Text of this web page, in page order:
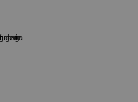
benötigen.